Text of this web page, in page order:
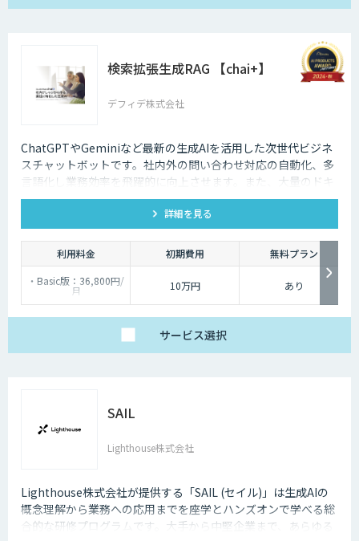
検索拡張生成RAG 【chai+】
デフィデ株式会社
ChatGPTやGeminiなど最新の生成AIを活用した次世代ビジネ
スチャットボットです。社内外の問い合わせ対応の自動化、多
言語化し業務効率を飛躍的に向上させます。また、大量のドキ
ュメントから必要な情報を特定する機能により、情報検索の手
間を大幅に削減します。加えて、ボットごとに特徴付けを行う
ことが可能となりボットの個性ある自然な会話を実現します。
詳細を見る
利用料金 初期費用
無料プラン
・Basic版：36,800円/
月
・Professional版：
・Enterprise版：個別
見積もり
10万円 あり
サービス選択
SAIL
Lighthouse株式会社
Lighthouse株式会社が提供する「SAIL (セイル)」は生成AIの
概念理解から業務への応用までを座学とハンズオンで学べる総
合的な研修プログラムです。大手から中堅企業まで、あらゆる